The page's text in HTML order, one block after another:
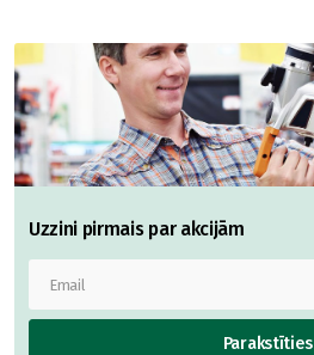
Uzzini pirmais par akcijām
Parakstīties